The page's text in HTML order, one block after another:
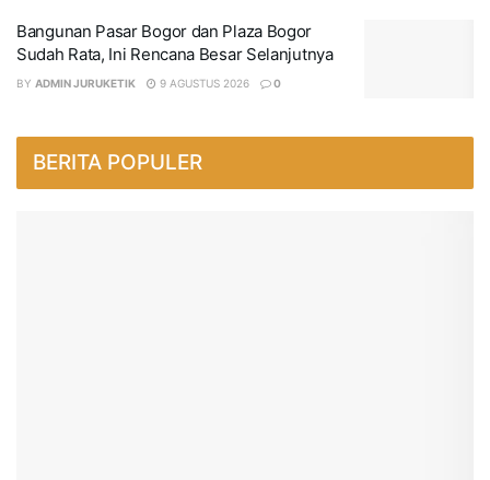
Bangunan Pasar Bogor dan Plaza Bogor
Sudah Rata, Ini Rencana Besar Selanjutnya
BY ADMIN JURUKETIK 9 AGUSTUS 2026 0
BERITA POPULER